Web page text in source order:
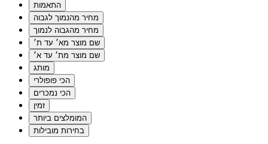
התאמות
מחיר מהנמוך לגבוה
מחיר מהגבוה לנמוך
שם מוצר מא׳ עד ת׳
שם מוצר מת׳ עד א׳
מותג
הכי פופולרי
הכי נמכרים
זמין
המומלצים ביותר
בחירות מובילות